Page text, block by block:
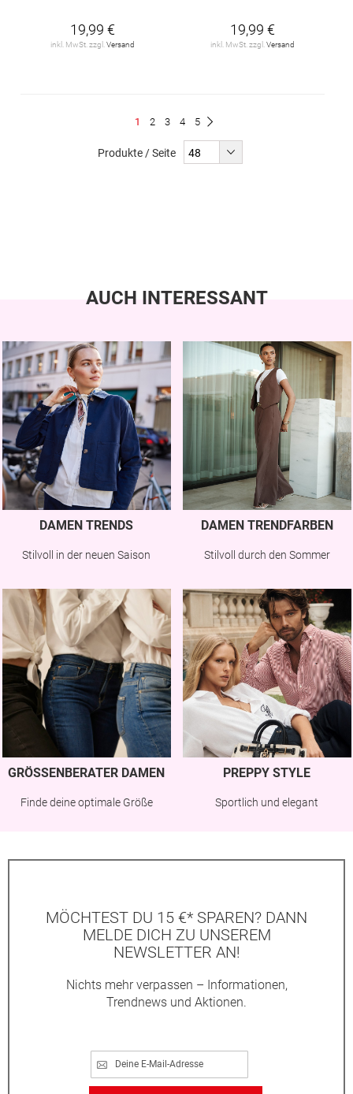
19,99 €
inkl. MwSt. zzgl. Versand
19,99 €
inkl. MwSt. zzgl. Versand
Du
1 Seite
2 Seite
3 Seite
4 Seite
5
Produkte / Seite
AUCH INTERESSANT
DAMEN TRENDS
Stilvoll in der neuen Saison
DAMEN TRENDFARBEN
Stilvoll durch den Sommer
GRÖSSENBERATER DAMEN
Finde deine optimale Größe
PREPPY STYLE
Sportlich und elegant
MÖCHTEST DU 15 €* SPAREN? DANN
MELDE DICH ZU UNSEREM
NEWSLETTER AN!
Nichts mehr verpassen – Informationen,
Trendnews und Aktionen.